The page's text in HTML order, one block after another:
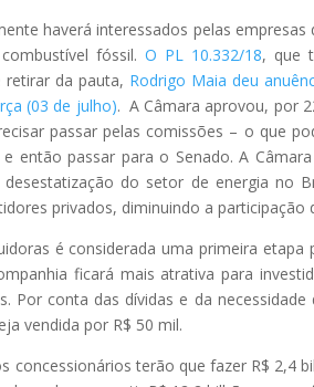
haverá interessados pelas
fóssil.O PL 10.332/18, que
retirar da pauta, Rodrigo Maia deu
(03 de julho). A Câmara aprovou, por
passar pelas comissões – o que
então passar para o Senado. A
do setor de energia no
privados, diminuindo a participação
é considerada uma primeira
ficará mais atrativa para
Por conta das dívidas e da
vendida por R$ 50 mil.
concessionários terão que fazer R$ 2,4